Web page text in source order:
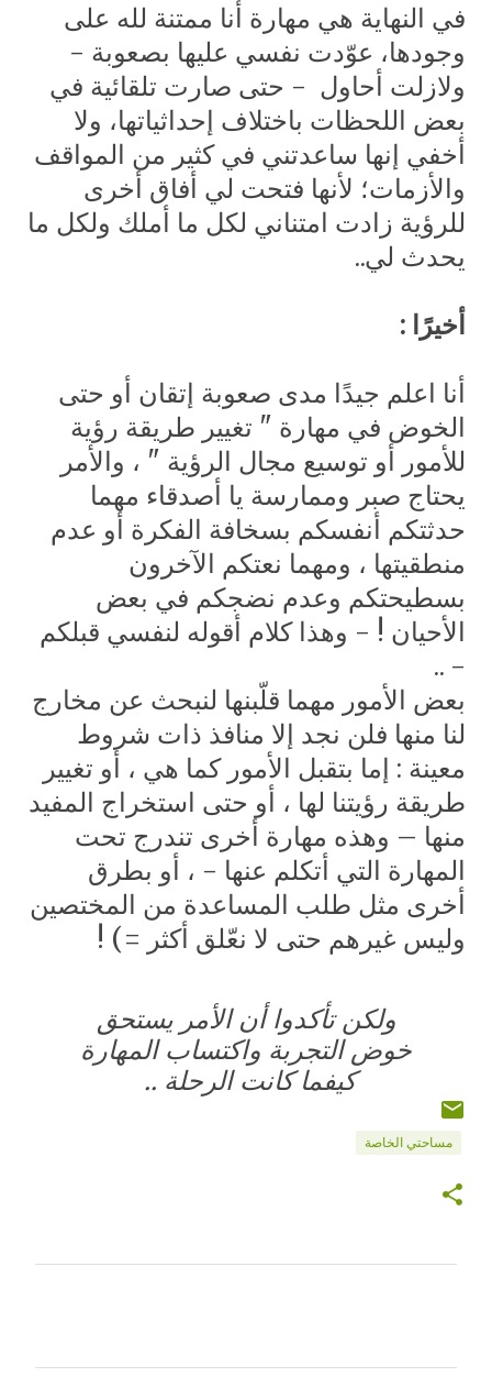
في النهاية هي مهارة أنا ممتنة لله على
وجودها، عوّدت نفسي عليها بصعوبة -
ولازلت أحاول - حتى صارت تلقائية في
بعض اللحظات باختلاف إحداثياتها، ولا
أخفي إنها ساعدتني في كثير من المواقف
والأزمات؛ لأنها فتحت لي أفاق أخرى
للرؤية زادت امتناني لكل ما أملك ولكل ما
يحدث لي..
أخيرًا :
أنا اعلم جيدًا مدى صعوبة إتقان أو حتى
الخوض في مهارة " تغيير طريقة رؤية
للأمور أو توسيع مجال الرؤية " ، والأمر
يحتاج صبر وممارسة يا أصدقاء مهما
حدثتكم أنفسكم بسخافة الفكرة أو عدم
منطقيتها ، ومهما نعتكم الآخرون
بسطيحتكم وعدم نضجكم في بعض
الأحيان ! - وهذا كلام أقوله لنفسي قبلكم
- ..
بعض الأمور مهما قلّبنها لنبحث عن مخارج
لنا منها فلن نجد إلا منافذ ذات شروط
معينة : إما بتقبل الأمور كما هي ، أو تغيير
طريقة رؤيتنا لها ، أو حتى استخراج المفيد
منها – وهذه مهارة أخرى تندرج تحت
المهارة التي أتكلم عنها - ، أو بطرق
أخرى مثل طلب المساعدة من المختصين
وليس غيرهم حتى لا نعّلق أكثر =) !
ولكن تأكدوا أن الأمر يستحق
خوض التجربة واكتساب المهارة
كيفما كانت الرحلة ..
مساحتي الخاصة